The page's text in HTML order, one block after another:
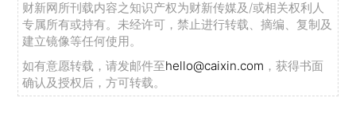
财新网所刊载内容之知识产权为财新传媒及/或相关权利人
专属所有或持有。未经许可，禁止进行转载、摘编、复制及
建立镜像等任何使用。
如有意愿转载，请发邮件至hello@caixin.com ，获得书面
确认及授权后，方可转载。